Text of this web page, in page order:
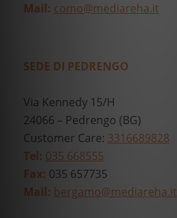
Mail: como@mediareha.it
SEDE DI PEDRENGO
Via Kennedy 15/H
24066 – Pedrengo (BG)
Customer Care: 3316689828
Tel: 035 668555
Fax: 035 657735
Mail: bergamo@mediareha.it